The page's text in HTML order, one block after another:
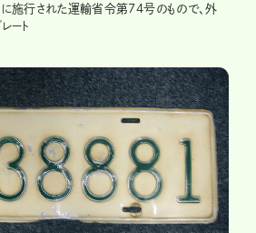
施行された運輸省令第74号のもので、外
ート